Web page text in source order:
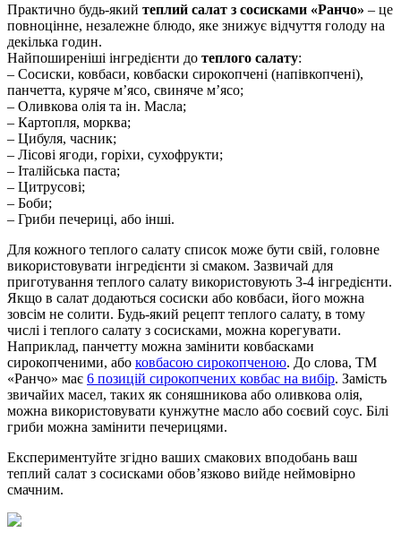
Практично будь-який теплий салат з сосисками «Ранчо» – це
повноцінне, незалежне блюдо, яке знижує відчуття голоду на
декілька годин.
Найпоширеніші інгредієнти до теплого салату:
– Сосиски, ковбаси, ковбаски сирокопчені (напівкопчені),
панчетта, куряче м’ясо, свиняче м’ясо;
– Оливкова олія та ін. Масла;
– Картопля, морква;
– Цибуля, часник;
– Лісові ягоди, горіхи, сухофрукти;
– Італійська паста;
– Цитрусові;
– Боби;
– Гриби печериці, або інші.
Для кожного теплого салату список може бути свій, головне
використовувати інгредієнти зі смаком. Зазвичай для
приготування теплого салату використовують 3-4 інгредієнти.
Якщо в салат додаються сосиски або ковбаси, його можна
зовсім не солити. Будь-який рецепт теплого салату, в тому
числі і теплого салату з сосисками, можна корегувати.
Наприклад, панчетту можна замінити ковбасками
сирокопченими, або ковбасою сирокопченою. До слова, ТМ
«Ранчо» має 6 позицій сирокопчених ковбас на вибір. Замість
звичайих масел, таких як соняшникова або оливкова олія,
можна використовувати кунжутне масло або соєвий соус. Білі
гриби можна замінити печерицями.
Експериментуйте згідно ваших смакових вподобань ваш
теплий салат з сосисками обов’язково вийде неймовірно
смачним.